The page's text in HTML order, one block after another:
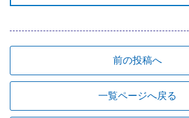
前の投稿へ
一覧ページへ戻る